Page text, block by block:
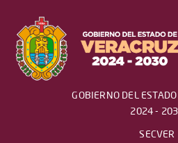
GOBIERNO DEL
2024 -
SECVER